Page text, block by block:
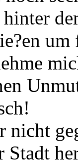
nicht
Stadt